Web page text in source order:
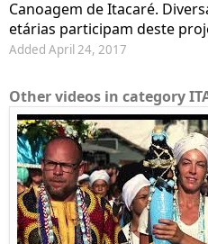
Canoagem de Itacaré.
etárias participam deste
Added April 24, 2017
Other videos in category